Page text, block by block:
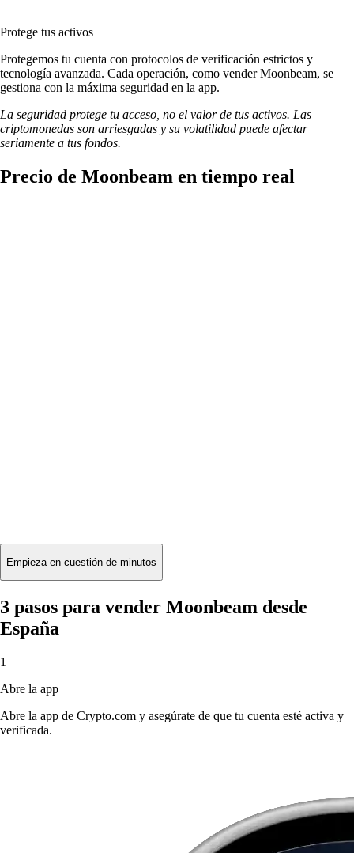
Protege tus activos
Protegemos tu cuenta con protocolos de verificación estrictos y
tecnología avanzada. Cada operación, como vender Moonbeam, se
gestiona con la máxima seguridad en la app.
La seguridad protege tu acceso, no el valor de tus activos. Las
criptomonedas son arriesgadas y su volatilidad puede afectar
seriamente a tus fondos.
Precio de Moonbeam en tiempo real
Empieza en cuestión de minutos
3 pasos para vender Moonbeam desde
España
1
Abre la app
Abre la app de Crypto.com y asegúrate de que tu cuenta esté activa y
verificada.